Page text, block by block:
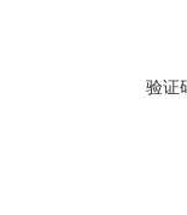
验证